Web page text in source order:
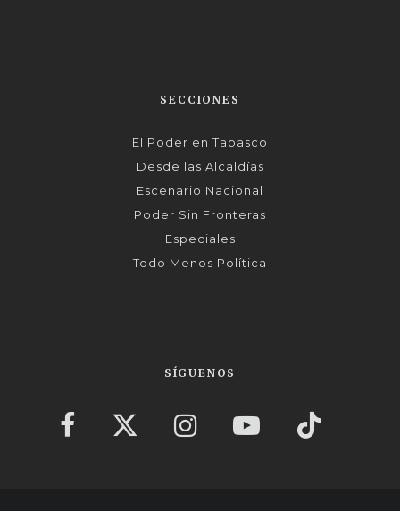
SECCIONES
El Poder en Tabasco
Desde las Alcaldías
Escenario Nacional
Poder Sin Fronteras
Especiales
Todo Menos Política
SÍGUENOS